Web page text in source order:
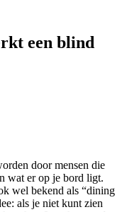
een blind
door mensen die
wat er op je bord ligt.
wel bekend als “dining
als je niet kunt zien